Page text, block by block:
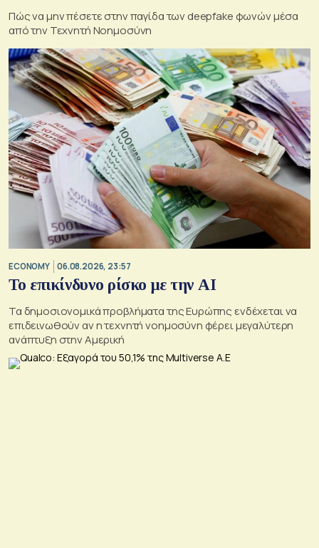
Πώς να μην πέσετε στην παγίδα των deepfake φωνών μέσα
από την Τεχνητή Νοημοσύνη
ECONOMY 06.08.2026, 23:57
Το επικίνδυνο ρίσκο με την ΑΙ
Τα δημοσιονομικά προβλήματα της Ευρώπης ενδέχεται να
επιδεινωθούν αν η τεχνητή νοημοσύνη φέρει μεγαλύτερη
ανάπτυξη στην Αμερική